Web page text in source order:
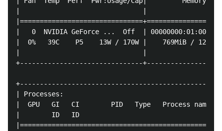
|   0  NVIDIA GeForce ...  Off  |
|  0%   39C    P5    13W / 170W |    769MiB /
+-------------------------------
| Processes:
|  GPU   GI   CI        PID   Type   Process
|        ID   ID